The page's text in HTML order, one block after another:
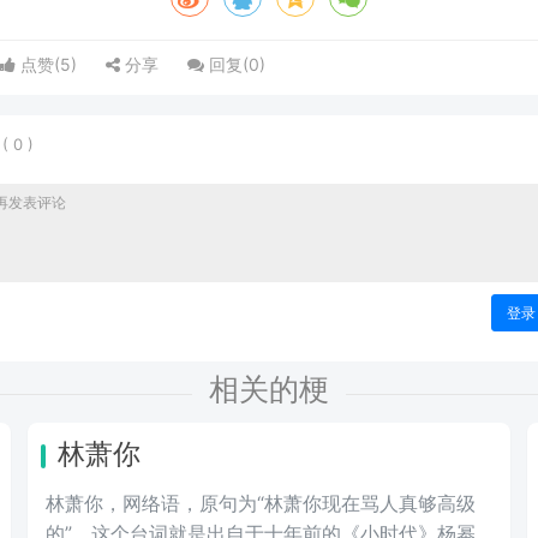
点赞(5) 分享 回复(0)
( 0 )
登录
相关的梗
林萧你
林萧你，网络语，原句为“林萧你现在骂人真够高级
的”。这个台词就是出自于十年前的《小时代》杨幂